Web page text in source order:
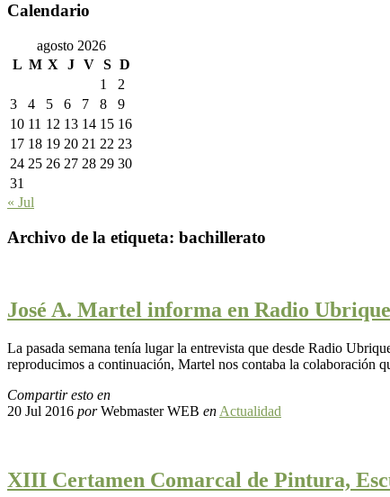
Calendario
agosto 2026
L M X J V S D
1
2
3
4 5 6 7 8
9
10 11 12 13 14 15 16
17 18 19 20 21 22 23
24 25 26 27 28 29 30
31
« Jul
Archivo de la etiqueta: bachillerato
José A. Martel informa en Radio
La pasada semana tenía lugar la entrevista que desde Radio
reproducimos a continuación, Martel nos contaba la colaboración
Compartir esto en
20 Jul 2016 porWebmaster WEB en Actualidad
XIII Certamen Comarcal de Pintura,